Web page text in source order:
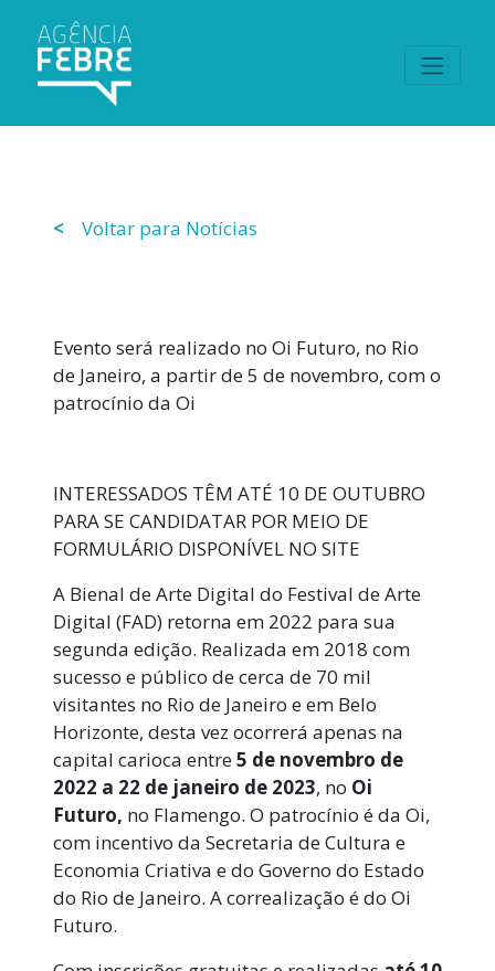
< Voltar para Notícias
Evento será realizado no Oi Futuro, no Rio
de Janeiro, a partir de 5 de novembro, com o
patrocínio da Oi
INTERESSADOS TÊM ATÉ 10 DE OUTUBRO
PARA SE CANDIDATAR POR MEIO DE
FORMULÁRIO DISPONÍVEL NO SITE
A Bienal de Arte Digital do Festival de Arte
Digital (FAD) retorna em 2022 para sua
segunda edição. Realizada em 2018 com
sucesso e público de cerca de 70 mil
visitantes no Rio de Janeiro e em Belo
Horizonte, desta vez ocorrerá apenas na
capital carioca entre5 de novembro de
2022 a 22 de janeiro de 2023, no Oi
Futuro, no Flamengo. O patrocínio é da Oi,
com incentivo da Secretaria de Cultura e
Economia Criativa e do Governo do Estado
do Rio de Janeiro. A correalização é do Oi
Futuro.